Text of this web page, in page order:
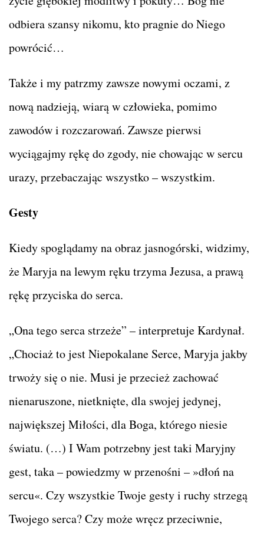
odbiera szansy nikomu, kto pragnie do Niego
powrócić…
Także i my patrzmy zawsze nowymi oczami, z
nową nadzieją, wiarą w człowieka, pomimo
zawodów i rozczarowań. Zawsze pierwsi
wyciągajmy rękę do zgody, nie chowając w sercu
urazy, przebaczając wszystko – wszystkim.
Gesty
Kiedy spoglądamy na obraz jasnogórski, widzimy,
że Maryja na lewym ręku trzyma Jezusa, a prawą
rękę przyciska do serca.
„Ona tego serca strzeże” – interpretuje Kardynał.
„Chociaż to jest Niepokalane Serce, Maryja jakby
trwoży się o nie. Musi je przecież zachować
nienaruszone, nietknięte, dla swojej jedynej,
największej Miłości, dla Boga, którego niesie
światu. (…) I Wam potrzebny jest taki Maryjny
gest, taka – powiedzmy w przenośni – »dłoń na
sercu«. Czy wszystkie Twoje gesty i ruchy strzegą
Twojego serca? Czy może wręcz przeciwnie,